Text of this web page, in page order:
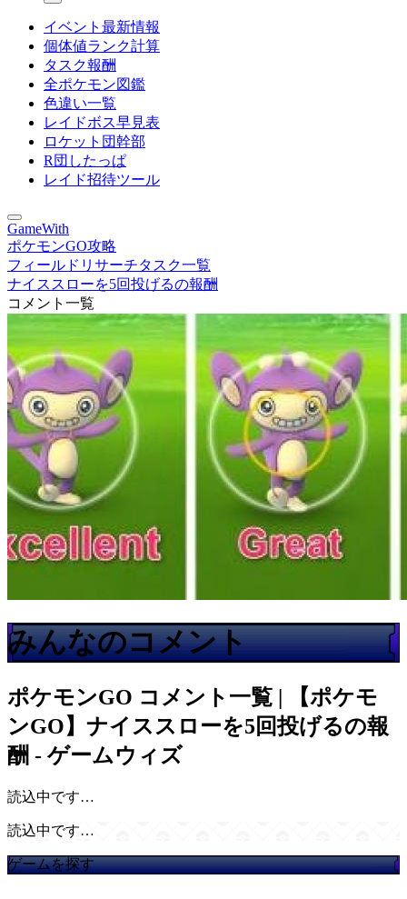
イベント最新情報
個体値ランク計算
タスク報酬
全ポケモン図鑑
色違い一覧
レイドボス早見表
ロケット団幹部
R団したっぱ
レイド招待ツール
GameWith
ポケモンGO攻略
フィールドリサーチタスク一覧
ナイススローを5回投げるの報酬
コメント一覧
みんなのコメント
ポケモンGO コメント一覧 | 【ポケモ
ンGO】ナイススローを5回投げるの報
酬 - ゲームウィズ
読込中です…
読込中です…
ゲームを探す